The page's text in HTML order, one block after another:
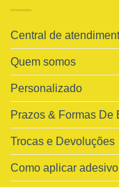
Central de
Quem somos
Personalizado
Prazos & Formas De
Trocas e Devoluções
Como aplicar adesivo